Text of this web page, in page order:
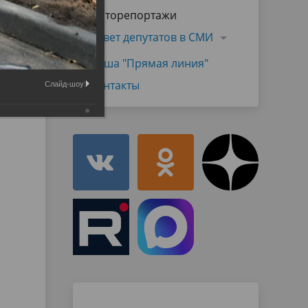
Муниципальная служба
Объявления
имущественного характера
Информационные материалы
Фоторепортажи
Совет депутатов в СМИ
Наша "Прямая линия"
Контакты
Слайд-шоу: